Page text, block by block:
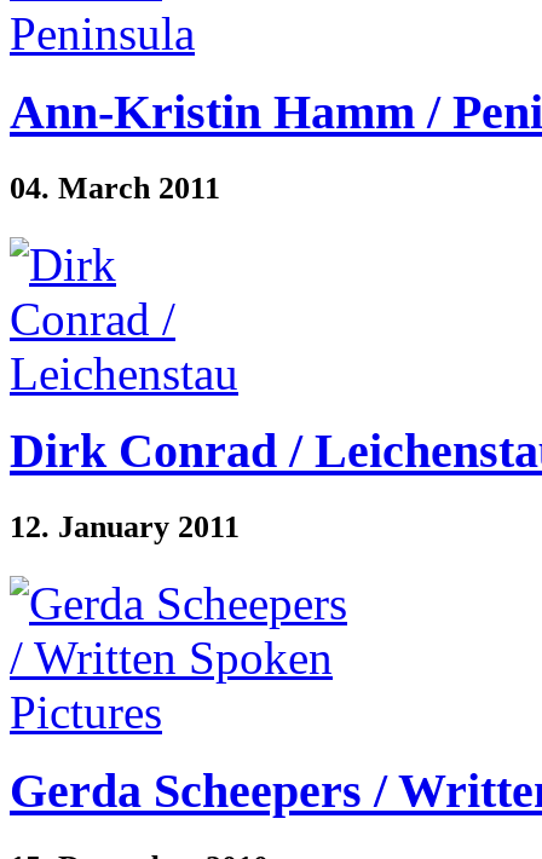
Ann-Kristin Hamm /
04. March 2011
Dirk Conrad /
12. January 2011
Gerda Scheepers /